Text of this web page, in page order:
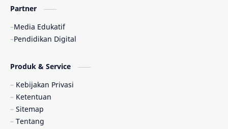
Partner
Media Edukatif
Pendidikan Digital
Produk & Service
Kebijakan Privasi
Ketentuan
Sitemap
Tentang